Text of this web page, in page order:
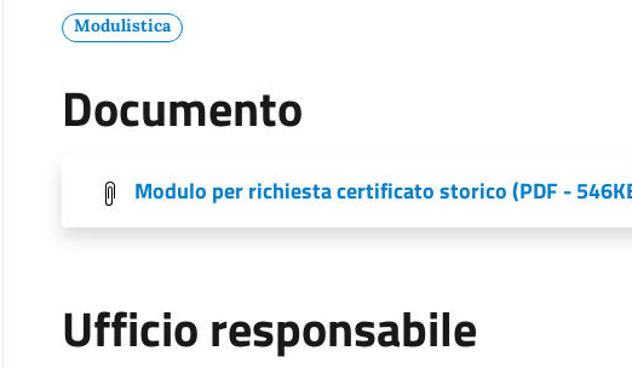
Modulistica
Documento
Modulo per richiesta certificato storico (PDF -
Ufficio responsabile